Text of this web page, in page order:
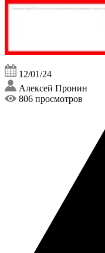
12/01/24
Алексей Пронин
806 просмотров